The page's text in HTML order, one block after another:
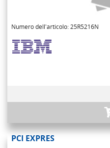
Numero dell'articolo: 25R5216N
PCI EXPRES